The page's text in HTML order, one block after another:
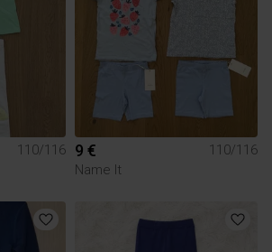
110/116
9 €
110/116
Name It